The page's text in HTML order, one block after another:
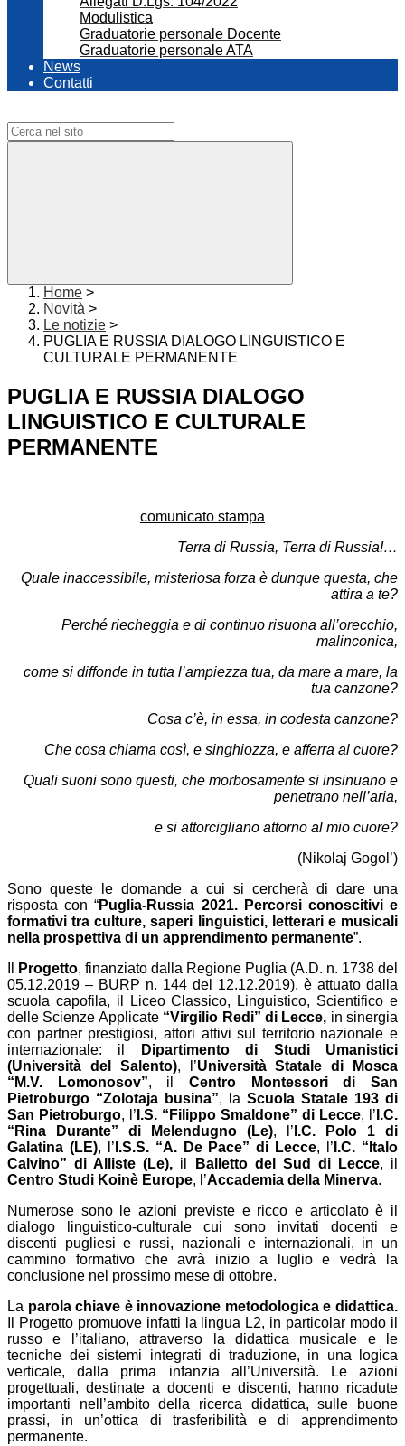
Modulistica
Graduatorie personale Docente
Graduatorie personale ATA
News
Contatti
Home >
Novità >
Le notizie >
PUGLIA E RUSSIA DIALOGO LINGUISTICO E
CULTURALE PERMANENTE
PUGLIA E RUSSIA DIALOGO
LINGUISTICO E CULTURALE
PERMANENTE
comunicato stampa
Terra di Russia, Terra di Russia!…
Quale inaccessibile, misteriosa forza è dunque questa, che
attira a te?
Perché riecheggia e di continuo risuona all’orecchio,
malinconica,
come si diffonde in tutta l’ampiezza tua, da mare a mare, la
tua canzone?
Cosa c’è, in essa, in codesta canzone?
Che cosa chiama così, e singhiozza, e afferra al cuore?
Quali suoni sono questi, che morbosamente si insinuano e
penetrano nell’aria,
e si attorcigliano attorno al mio cuore?
(Nikolaj Gogol’)
Sono queste le domande a cui si cercherà di dare una
risposta con “Puglia-Russia 2021. Percorsi conoscitivi e
formativi tra culture, saperi linguistici, letterari e musicali
nella prospettiva di un apprendimento permanente”.
Progetto, finanziato dalla Regione Puglia (A.D. n. 1738 del
05.12.2019 – BURP n. 144 del 12.12.2019), è attuato dalla
scuola capofila, il Liceo Classico, Linguistico, Scientifico e
delle Scienze Applicate “Virgilio Redi” di Lecce, in sinergia
con partner prestigiosi, attori attivi sul territorio nazionale e
internazionale: il
Dipartimento di Studi Umanistici
(Università del Salento), l’Università Statale di Mosca
“M.V. Lomonosov”, ilCentro Montessori di San
Pietroburgo “Zolotaja busina”, la Scuola Statale 193 di
San Pietroburgo, l’ I.S. “Filippo Smaldone” di Lecce, l’ I.C.
“Rina Durante” di Melendugno (Le), l’ I.C. Polo 1 di
Galatina (LE), l’ I.S.S. “A. De Pace” di Lecce, l’ I.C. “Italo
Calvino” di Alliste (Le), il Balletto del Sud di Lecce, il
Centro Studi Koinè Europe, l’Accademia della Minerva.
Numerose sono le azioni previste e ricco e articolato è il
dialogo linguistico-culturale cui sono invitati docenti e
discenti pugliesi e russi, nazionali e internazionali, in un
cammino formativo che avrà inizio a luglio e vedrà la
conclusione nel prossimo mese di ottobre.
La parola chiave è innovazione metodologica e didattica.
Il Progetto promuove infatti la lingua L2, in particolar modo il
russo e l’italiano, attraverso la didattica musicale e le
tecniche dei sistemi integrati di traduzione, in una logica
verticale, dalla prima infanzia all’Università. Le azioni
progettuali, destinate a docenti e discenti, hanno ricadute
importanti nell’ambito della ricerca didattica, sulle buone
prassi, in un’ottica di trasferibilità e di apprendimento
permanente.